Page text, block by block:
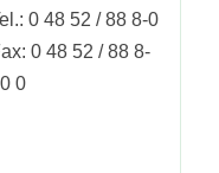
0 48 52 / 88 8-0
0 48 52 / 88 8-
0